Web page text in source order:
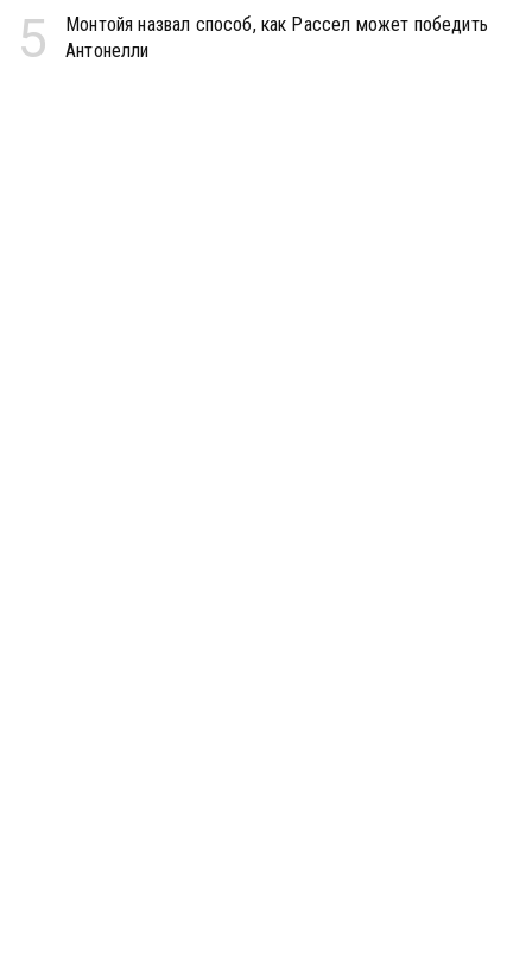
5
Монтойя назвал способ, как Рассел может победить
Антонелли